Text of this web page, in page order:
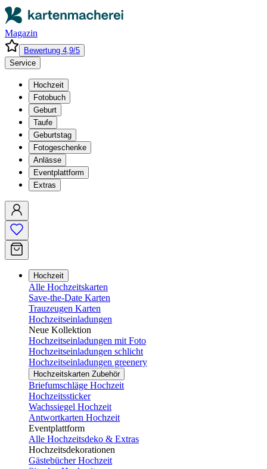
Magazin
Bewertung 4,9/5
Service
Hochzeit
Fotobuch
Geburt
Taufe
Geburtstag
Fotogeschenke
Anlässe
Eventplattform
Extras
Hochzeit
Alle Hochzeitskarten
Save-the-Date Karten
Trauzeugen Karten
Hochzeitseinladungen
Neue Kollektion
Hochzeitseinladungen mit Foto
Hochzeitseinladungen schlicht
Hochzeitseinladungen greenery
Hochzeitskarten Zubehör
Briefumschläge Hochzeit
Hochzeitssticker
Wachssiegel Hochzeit
Antwortkarten Hochzeit
Eventplattform
Alle Hochzeitsdeko & Extras
Hochzeitsdekorationen
Gästebücher Hochzeit